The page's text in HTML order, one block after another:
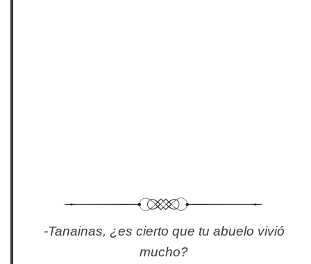
-Tanainas, ¿es cierto que tu abuelo vivió
mucho?